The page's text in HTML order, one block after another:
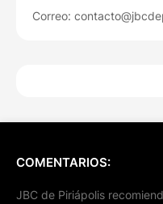
Correo:
COMENTARIOS:
JBC de Piriápolis